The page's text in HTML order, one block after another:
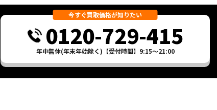
今すぐ買取価格が知りたい
0120-729-415
年中無休(年末年始除く)【受付時間】9:15～21:00